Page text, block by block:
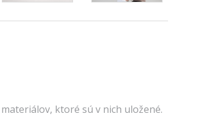
ktoré sú v nich uložené.